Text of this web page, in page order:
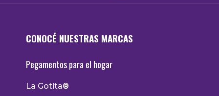
CONOCÉ NUESTRAS MARCAS
Pegamentos para el hogar
La Gotita®